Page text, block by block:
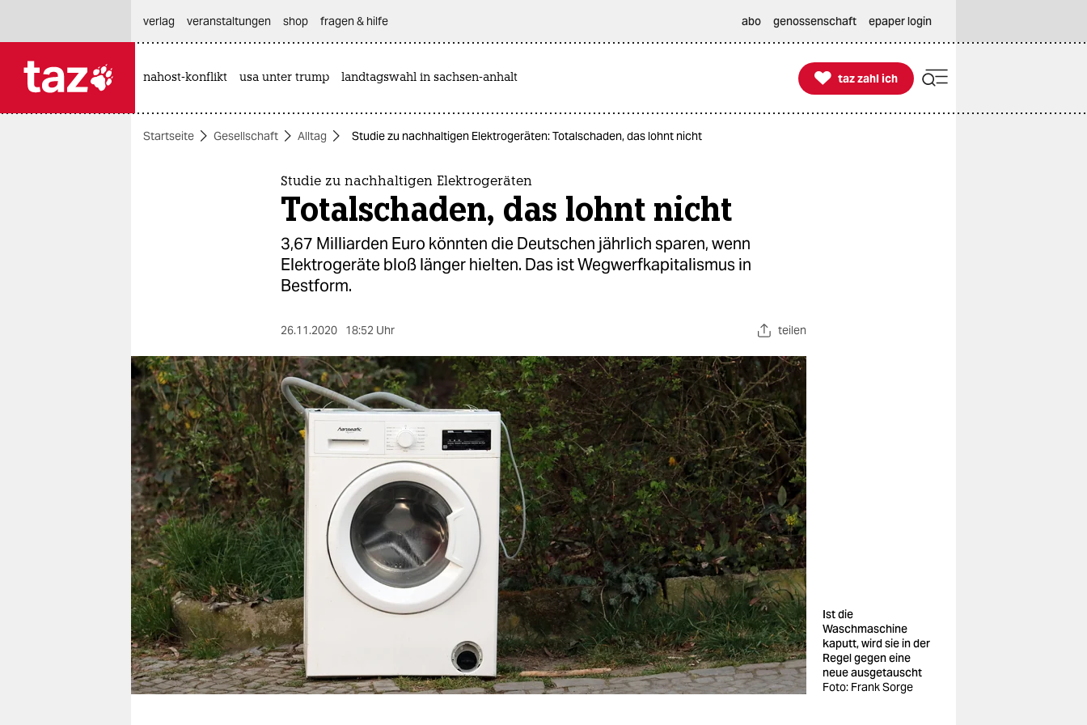
themen
berlin
nord
wahrheit
verlag
verlag
veranstaltungen
shop
fragen & hilfe
unterstützen
abo
genossenschaft
verlag
veranstaltungen shop fragen & hilfe abo genossenschaft epaper login
nahost-konflikt usa unter trump landtagswahl in sachsen-anhalt 
taz zahl ich
taz zahl ich
Startseite Gesellschaft Alltag Studie zu nachhaltigen Elektrogeräten: Totalschaden, das lohnt nicht
Studie zu nachhaltigen Elektrogeräten
Totalschaden, das lohnt nicht
3,67 Milliarden Euro könnten die Deutschen jährlich sparen, wenn
Elektrogeräte bloß länger hielten. Das ist Wegwerfkapitalismus in
Bestform.
26.11.2020 18:52 Uhr teilen
Ist die
Waschmaschine
kaputt, wird sie in der
Regel gegen eine
neue ausgetauscht
Foto: Frank Sorge